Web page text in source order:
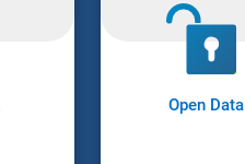
Open Data